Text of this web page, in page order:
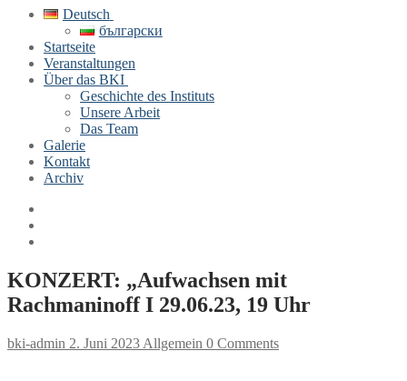
Deutsch
български
Startseite
Veranstaltungen
Über das BKI
Geschichte des Instituts
Unsere Arbeit
Das Team
Galerie
Kontakt
Archiv
KONZERT: „Aufwachsen mit
Rachmaninoff I 29.06.23, 19 Uhr
bki-admin 2. Juni 2023 Allgemein 0 Comments